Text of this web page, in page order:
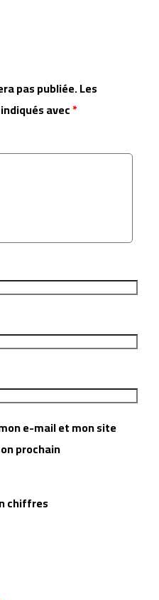
pas publiée.Les
avec*
e-mail et mon site
prochain
chiffres